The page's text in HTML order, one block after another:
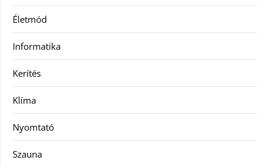
Életmód
Informatika
Kerítés
Klíma
Nyomtató
Szauna